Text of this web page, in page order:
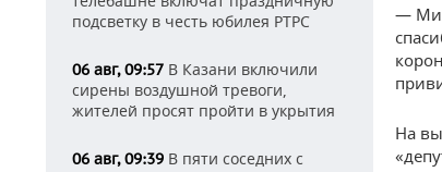
подсветку в честь юбилея РТРС
06 авг, 09:57 В Казани включили
сирены воздушной тревоги,
жителей просят пройти в укрытия
06 авг, 09:39 В пяти соседних с
—
На